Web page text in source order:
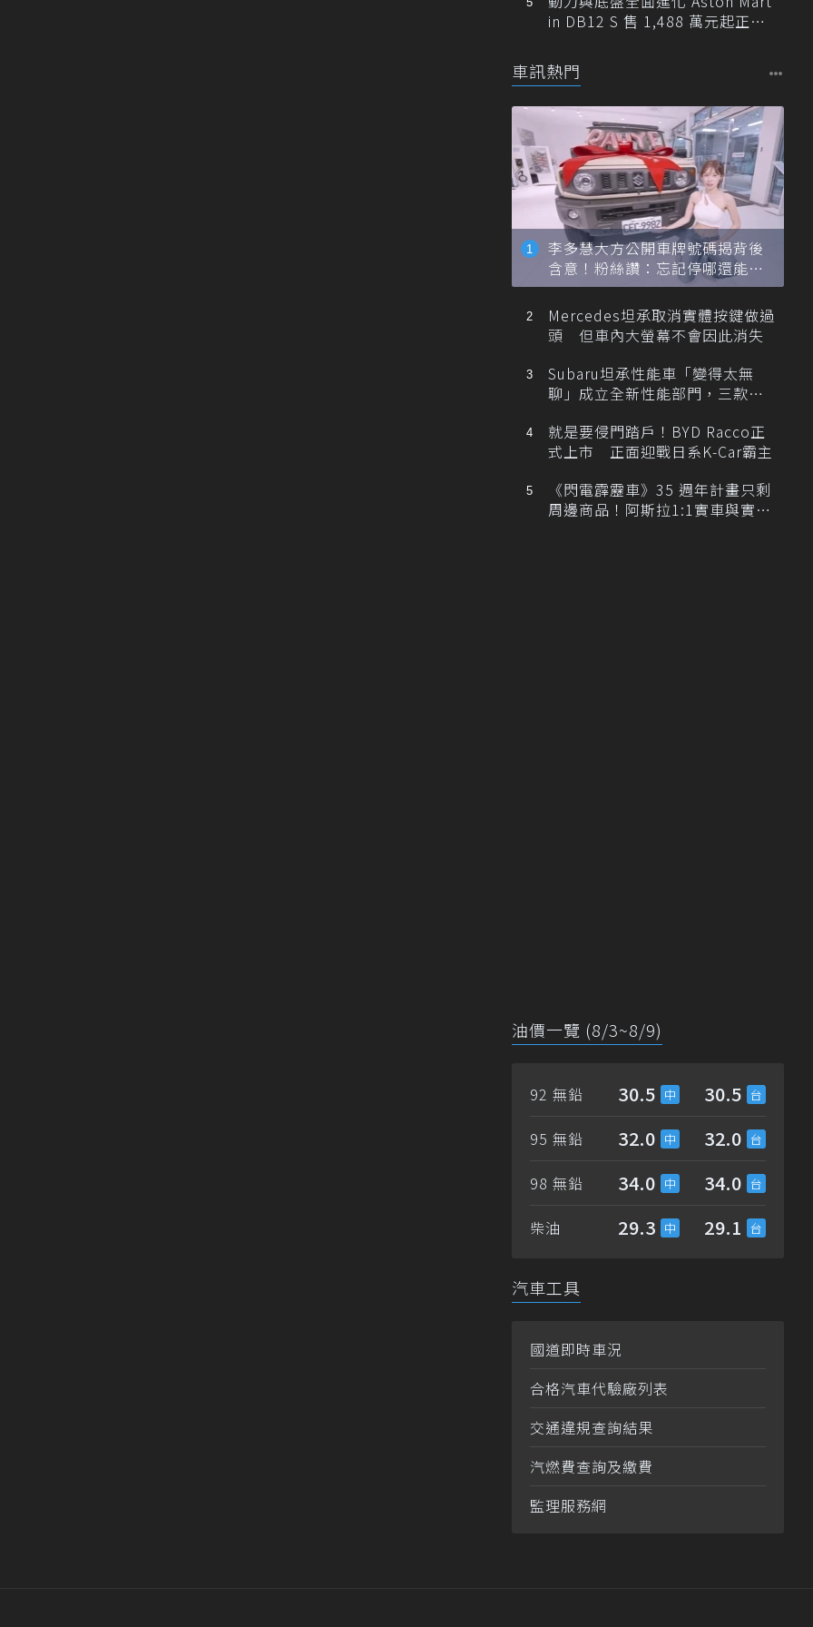
in DB12 S 售 1,488 萬元起正式
車訊熱門
李多慧大方公開車牌號碼揭背後
含意！粉絲讚：忘記停哪還能幫
忙找車
Mercedes坦承取消實體按鍵做過
頭 但車內大螢幕不會因此消失
Subaru坦承性能車「變得太無
聊」成立全新性能部門，三款手
就是要侵門踏戶！BYD Racco正
式上市 正面迎戰日系K-Car霸主
《閃電霹靂車》35 週年計畫只剩
周邊商品！阿斯拉1:1實車與實體
油價一覽 (8/3~8/9)
92 無鉛 30.5 30.5
95 無鉛 32.0 32.0
98 無鉛 34.0 34.0
柴油 29.3 29.1
汽車工具
國道即時車況
合格汽車代驗廠列表
交通違規查詢結果
汽燃費查詢及繳費
監理服務網